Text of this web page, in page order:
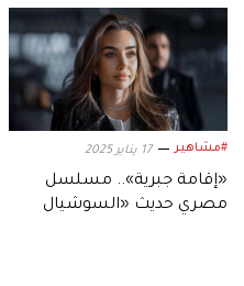
#مشاهير 17 يناير 2025
«إقامة جبرية».. مسلسل
مصري حديث «السوشيال